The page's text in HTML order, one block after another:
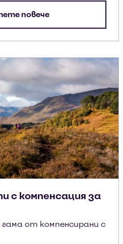
повече
с компенсация за
от компенсирани с